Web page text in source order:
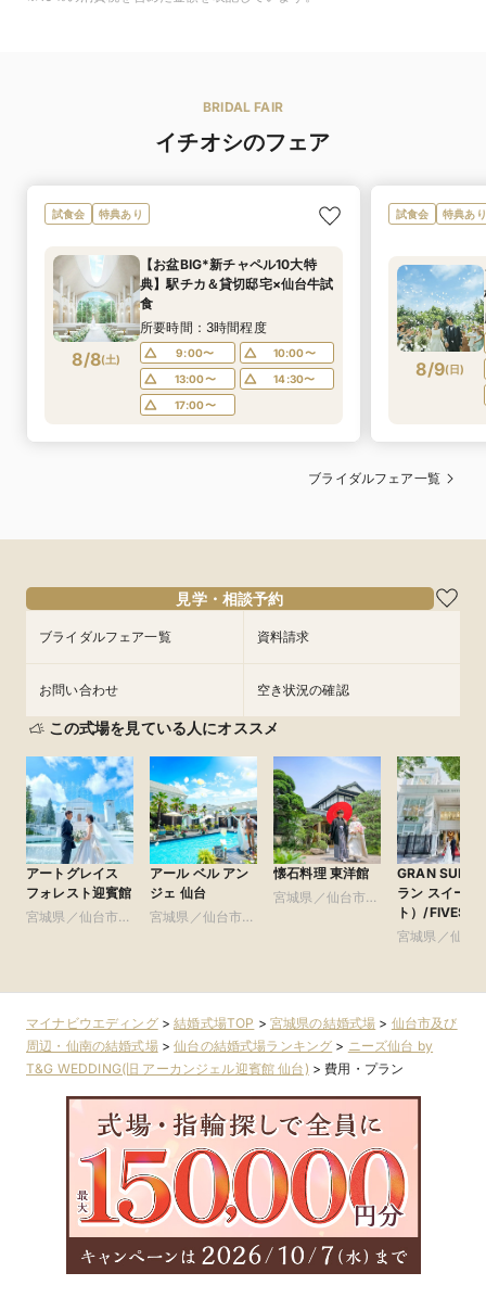
BRIDAL FAIR
イチオシのフェア
試食会 特典あり
8/8(土)
【お盆BIG*新チャペル10大特
典】駅チカ＆貸切邸宅×仙台牛試
食
所要時間：3時間程度
9:00〜
10:00〜
13:00〜
14:30〜
17:00〜
試食会 特典あり
8/9(日)
ブライダルフェア一覧
見学・相談予約
ブライダルフェア一覧 資料請求
お問い合わせ 空き状況の確認
この式場を見ている人にオススメ
アートグレイス
フォレスト迎賓館
宮城県／仙台市及
アール ベル アン
ジェ 仙台
宮城県／仙台市及
懐石料理 東洋館
宮城県／仙台市及
GRAN SUITE
ラン スイー
ト）/
WEDDING
宮城県／仙台
マイナビウエディング>結婚式場TOP > 宮城県の結婚式場 > 仙台市及び
周辺・仙南の結婚式場>仙台の結婚式場ランキング > ニーズ仙台 by
T&G WEDDING(旧 アーカンジェル迎賓館 仙台) >費用・プラン